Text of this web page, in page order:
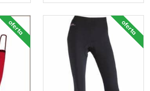
oferta oferta